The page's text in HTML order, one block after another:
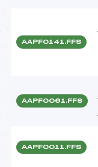
AAPF0141.FFS
AAPF0061.FFS
AAPF0011.FFS